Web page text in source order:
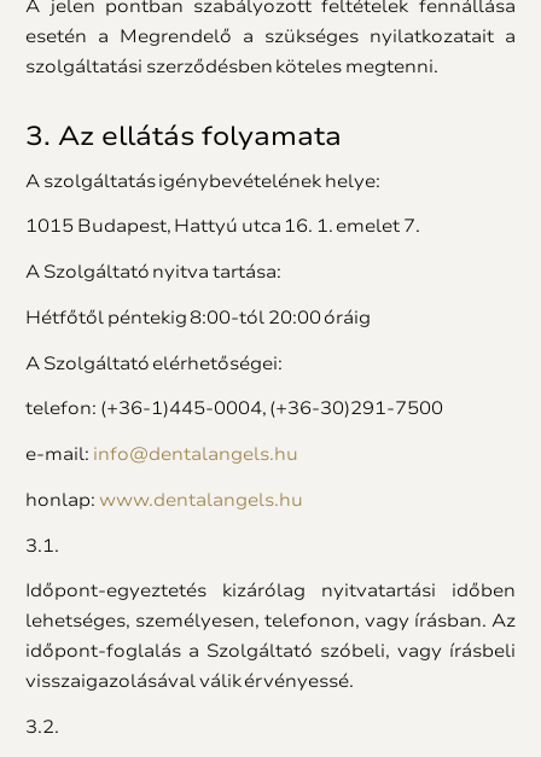
A jelen pontban szabályozott feltételek fennállása
esetén a Megrendelő a szükséges nyilatkozatait a
szolgáltatási szerződésben köteles megtenni.
3. Az ellátás folyamata
A szolgáltatás igénybevételének helye:
1015 Budapest, Hattyú utca 16. 1. emelet 7.
A Szolgáltató nyitva tartása:
Hétfőtől péntekig 8:00-tól 20:00 óráig
A Szolgáltató elérhetőségei:
telefon: (+36-1)445-0004, (+36-30)291-7500
e-mail: info@dentalangels.hu
honlap: www.dentalangels.hu
3.1.
Időpont-egyeztetés kizárólag nyitvatartási időben
lehetséges, személyesen, telefonon, vagy írásban. Az
időpont-foglalás a Szolgáltató szóbeli, vagy írásbeli
visszaigazolásával válik érvényessé.
3.2.